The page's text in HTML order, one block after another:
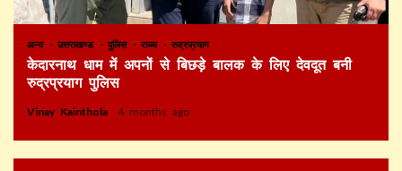
अन्य उत्तराखण्ड पुलिस राज्य रुद्रप्रयाग
केदारनाथ धाम में अपनों से बिछड़े बालक के लिए देवदूत बनी
रुद्रप्रयाग पुलिस
Vinay Kainthola 4 months ago